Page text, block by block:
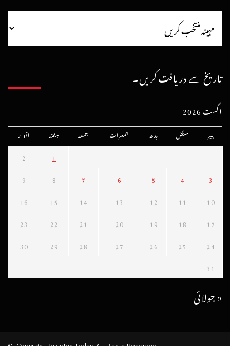
تاریخ سے دریافت کریں۔
اگست 2026
پیر منگل بدھ جمعرات جمعہ ہفتہ اتوار
1
2
3
4
5
6
7
8
9
10
11
12
13
14
15
16
17
18
19
20
21
22
23
24
25
26
27
28
29
30
31
« جولائی